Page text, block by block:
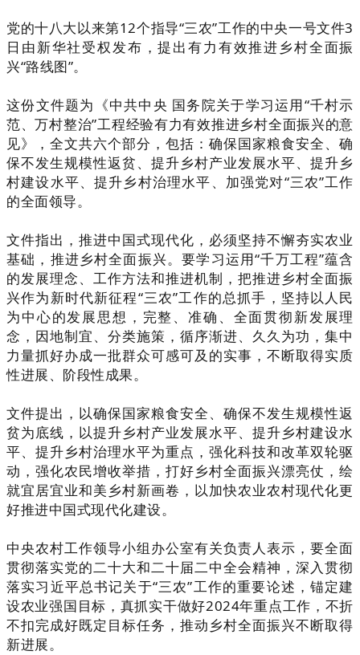
党的十八大以来第12个指导“三农”工作的中央一号文件3
日由新华社受权发布，提出有力有效推进乡村全面振
兴“路线图”。
这份文件题为《中共中央 国务院关于学习运用“千村示
范、万村整治”工程经验有力有效推进乡村全面振兴的意
见》，全文共六个部分，包括：确保国家粮食安全、确
保不发生规模性返贫、提升乡村产业发展水平、提升乡
村建设水平、提升乡村治理水平、加强党对“三农”工作
的全面领导。
文件指出，推进中国式现代化，必须坚持不懈夯实农业
基础，推进乡村全面振兴。要学习运用“千万工程”蕴含
的发展理念、工作方法和推进机制，把推进乡村全面振
兴作为新时代新征程“三农”工作的总抓手，坚持以人民
为中心的发展思想，完整、准确、全面贯彻新发展理
念，因地制宜、分类施策，循序渐进、久久为功，集中
力量抓好办成一批群众可感可及的实事，不断取得实质
性进展、阶段性成果。
文件提出，以确保国家粮食安全、确保不发生规模性返
贫为底线，以提升乡村产业发展水平、提升乡村建设水
平、提升乡村治理水平为重点，强化科技和改革双轮驱
动，强化农民增收举措，打好乡村全面振兴漂亮仗，绘
就宜居宜业和美乡村新画卷，以加快农业农村现代化更
好推进中国式现代化建设。
中央农村工作领导小组办公室有关负责人表示，要全面
贯彻落实党的二十大和二十届二中全会精神，深入贯彻
落实习近平总书记关于“三农”工作的重要论述，锚定建
设农业强国目标，真抓实干做好2024年重点工作，不折
不扣完成好既定目标任务，推动乡村全面振兴不断取得
新进展。